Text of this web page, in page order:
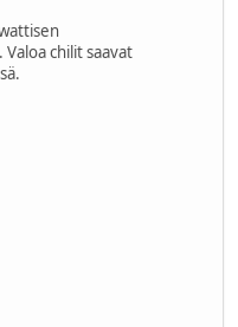
chilit saavat